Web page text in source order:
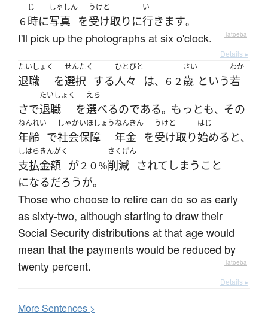
６
じ
時に
しゃしん
写真 を
うけと
受け取り に
い
行きます。
I'll pick up the photographs at six o'clock. — Tatoeba
Details ▸
たいしょく
退職 を
せんたく
選択 する
ひとびと
人々 は、６２
さい
歳 という
わか
若
さで
たいしょく
退職 を
えら
選べるのである。 もっとも、 その
ねんれい
年齢 で
しゃかいほしょう
社会保障
ねんきん
年金 を
うけと
受け取り
はじ
始める と、
しはら
支払
きんがく
金額 が２０％
さくげん
削減 されて しまう こと
になるだろうが。
Those who choose to retire can do so as early
as sixty-two, although starting to draw their
Social Security distributions at that age would
mean that the payments would be reduced by
twenty percent.
— Tatoeba
Details ▸
MoreSentences >